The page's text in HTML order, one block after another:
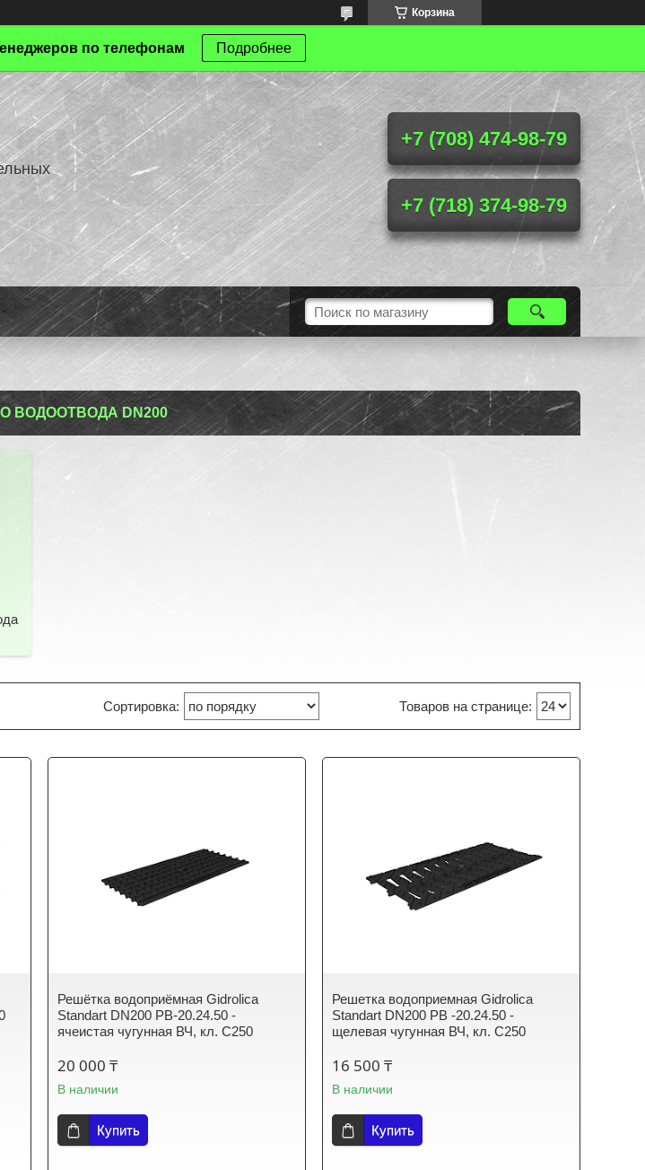
Корзина
по телефонам Подробнее
+7 (708) 474-98-79
+7 (718) 374-98-79
ВОДООТВОДА DN200
Решётка водоприёмная Gidrolica
Standart DN200 РВ-20.24.50 -
ячеистая чугунная ВЧ, кл. С250
20 000 ₸
В наличии
Купить
Решетка водоприемная Gidrolica
Standart DN200 РВ -20.24.50 -
щелевая чугунная ВЧ, кл. С250
16 500 ₸
В наличии
Купить